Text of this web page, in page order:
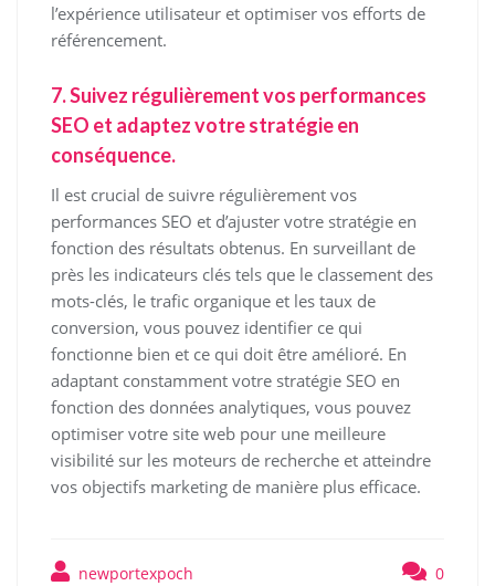
l’expérience utilisateur et optimiser vos efforts de
référencement.
7. Suivez régulièrement vos performances
SEO et adaptez votre stratégie en
conséquence.
Il est crucial de suivre régulièrement vos
performances SEO et d’ajuster votre stratégie en
fonction des résultats obtenus. En surveillant de
près les indicateurs clés tels que le classement des
mots-clés, le trafic organique et les taux de
conversion, vous pouvez identifier ce qui
fonctionne bien et ce qui doit être amélioré. En
adaptant constamment votre stratégie SEO en
fonction des données analytiques, vous pouvez
optimiser votre site web pour une meilleure
visibilité sur les moteurs de recherche et atteindre
vos objectifs marketing de manière plus efficace.
newportexpoch 0